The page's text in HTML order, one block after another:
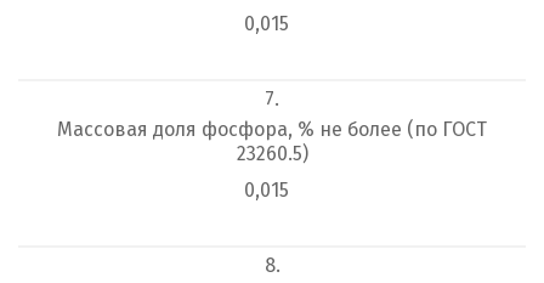
0,015
7.
Массовая доля фосфора, % не более (по ГОСТ
23260.5)
0,015
8.